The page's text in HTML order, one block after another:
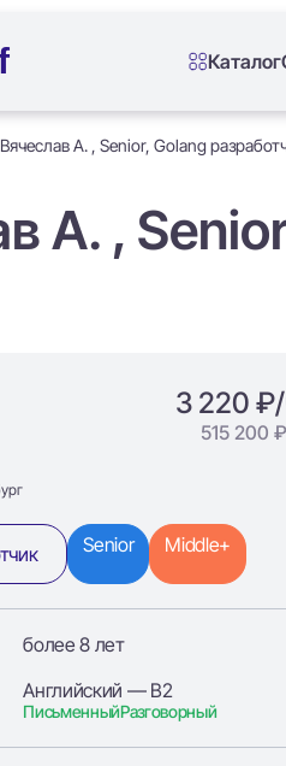
Каталог
Вячеслав А. , Senior, Golang
А. ,
3 220
515 200
Senior Middle+
более 8 лет
Английский — B2
ПисьменныйРазговорный